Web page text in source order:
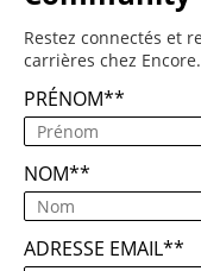
Restez connectés et
carrières chez Encore.
PRÉNOM*
NOM*
ADRESSE EMAIL*